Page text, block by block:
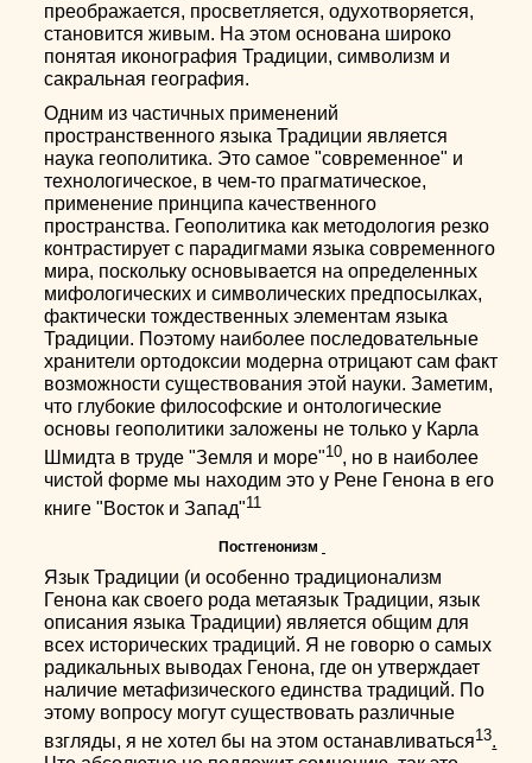
преображается, просветляется, одухотворяется,
становится живым. На этом основана широко
понятая иконография Традиции, символизм и
сакральная география.
Одним из частичных применений
пространственного языка Традиции является
наука геополитика. Это самое "современное" и
технологическое, в чем-то прагматическое,
применение принципа качественного
пространства. Геополитика как методология резко
контрастирует с парадигмами языка современного
мира, поскольку основывается на определенных
мифологических и символических предпосылках,
фактически тождественных элементам языка
Традиции. Поэтому наиболее последовательные
хранители ортодоксии модерна отрицают сам факт
возможности существования этой науки. Заметим,
что глубокие философские и онтологические
основы геополитики заложены не только у Карла
Шмидта в труде "Земля и море"10, но в наиболее
чистой форме мы находим это у Рене Генона в его
книге "Восток и Запад"11
Постгенонизм
Язык Традиции (и особенно традиционализм
Генона как своего рода метаязык Традиции, язык
описания языка Традиции) является общим для
всех исторических традиций. Я не говорю о самых
радикальных выводах Генона, где он утверждает
наличие метафизического единства традиций. По
этому вопросу могут существовать различные
взгляды, я не хотел бы на этом останавливаться13.